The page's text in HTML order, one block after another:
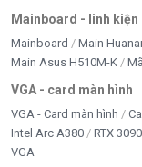
Mainboard - linh kiện
Mainboard Main
Main Asus H510M-K
VGA - card màn hình
VGA - Card màn hình
Intel Arc A380
RTX
VGA